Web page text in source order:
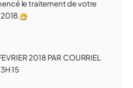
le traitement de votre
2018 PAR COURRIEL
15